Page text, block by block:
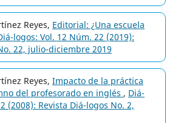
Reyes, Editorial: ¿Una escuela
logos: Vol. 12 Núm. 22 (2019):
22, julio-diciembre 2019
Reyes, Impacto de la práctica
del profesorado en inglés , Diá-
(2008): Revista Diá-logos No. 2,